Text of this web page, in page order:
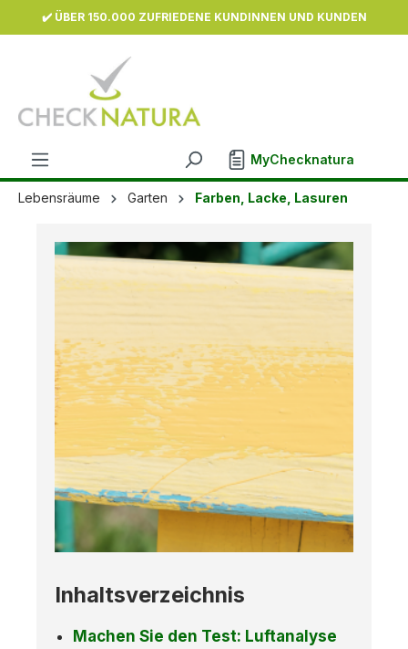
springen
✔️ ÜBER 150.000 ZUFRIEDENE KUNDINNEN UND KUNDEN
MyChecknatura
Lebensräume Garten Farben, Lacke, Lasuren
Inhaltsverzeichnis
Machen Sie den Test: Luftanalyse